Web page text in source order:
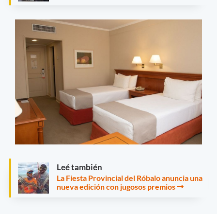
Leé también
La Fiesta Provincial del Róbalo anuncia una
nueva edición con jugosos premios